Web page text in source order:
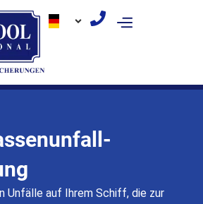
Unfälle auf Ihrem Schiff, die zur